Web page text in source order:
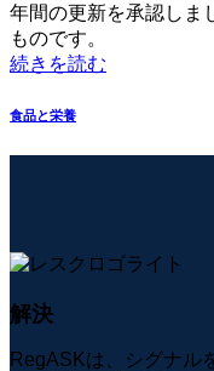
年間の更新を承認しま
ものです。
続きを読む
食品と栄養
解決
RegASKは、シグナル